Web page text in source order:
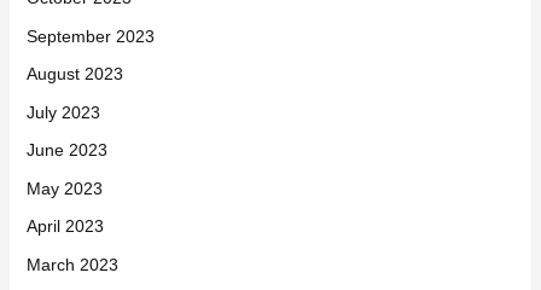
September 2023
August 2023
July 2023
June 2023
May 2023
April 2023
March 2023